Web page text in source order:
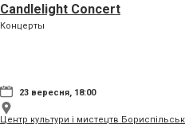
Candlelight Concert
Концерты
23 вересня, 18:00
Центр культури і мистецтв